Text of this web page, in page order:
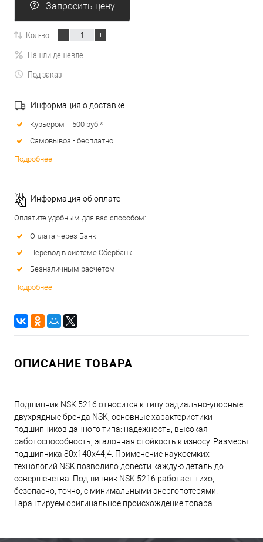
Запросить цену
Кол-во:
Нашли дешевле
Под заказ
Информация о доставке
Курьером – 500 руб.*
Самовывоз - бесплатно
Подробнее
Информация об оплате
Оплатите удобным для вас способом:
Оплата через Банк
Перевод в системе Сбербанк
Безналичным расчетом
Подробнее
ОПИСАНИЕ ТОВАРА
Подшипник NSK 5216 относится к типу радиально-упорные
двухрядные бренда NSK, основные характеристики
подшипников данного типа: надежность, высокая
работоспособность, эталонная стойкость к износу. Размеры
подшипника 80x140x44,4. Применение наукоемких
технологий NSK позволило довести каждую деталь до
совершенства. Подшипник NSK 5216 работает тихо,
безопасно, точно, с минимальными энергопотерями.
Гарантируем оригинальное происхождение товара.